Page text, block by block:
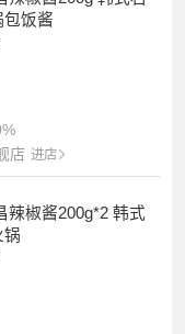
饭酱
店 进店
辣椒酱200g*2 韩式
锅